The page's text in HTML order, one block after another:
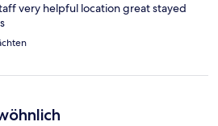
very helpful location great stayed